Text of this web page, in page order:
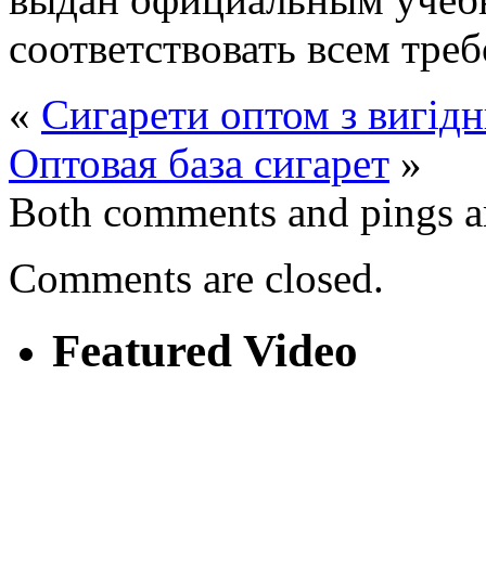
соответствовать всем
« Сигарети оптом з
Оптовая база сигарет »
Both comments and pings
Comments are closed.
Featured Video